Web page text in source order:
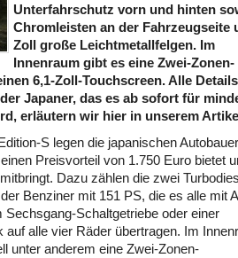
Unterfahrschutz vorn und hinten
Chromleisten an der Fahrzeugseite
Zoll große Leichtmetallfelgen. Im
Innenraum gibt es eine Zwei-Zonen-
6,1-Zoll-Touchscreen. Alle
Japaner, das es ab sofort für
erläutern wir hier in unserem
S legen die japanischen
Preisvorteil von 1.750 Euro bietet
Dazu zählen die zwei
Benziner mit 151 PS, die es alle mit
Sechsgang-Schaltgetriebe oder einer
auf alle vier Räder übertragen. Im
unter anderem eine Zwei-Zonen-